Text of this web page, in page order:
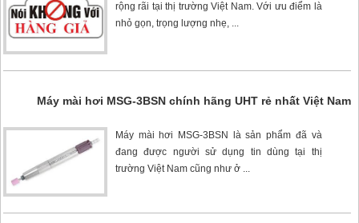
rộng rãi tại thị trường Việt Nam. Với ưu điểm là
nhỏ gọn, trọng lượng nhẹ, ...
Máy mài hơi MSG-3BSN chính hãng UHT rẻ nhất Việt Nam
Máy mài hơi MSG-3BSN
là sản phẩm đã và
đang được người sử dụng tin dùng tại thị
trường Việt Nam cũng như ở ...